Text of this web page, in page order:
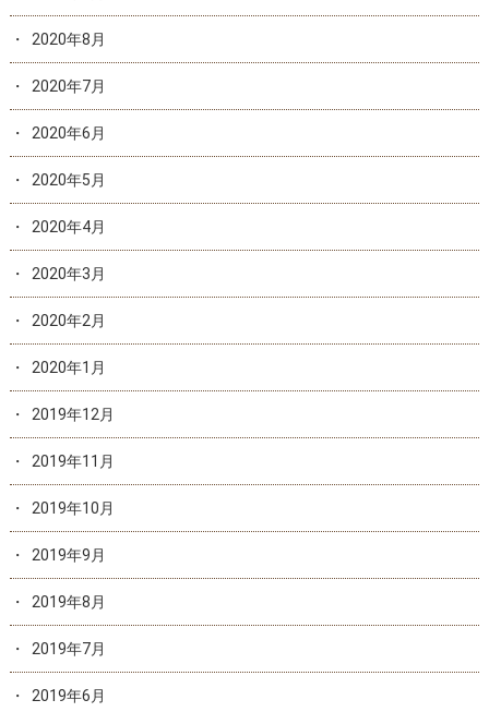
2020年8月
2020年7月
2020年6月
2020年5月
2020年4月
2020年3月
2020年2月
2020年1月
2019年12月
2019年11月
2019年10月
2019年9月
2019年8月
2019年7月
2019年6月